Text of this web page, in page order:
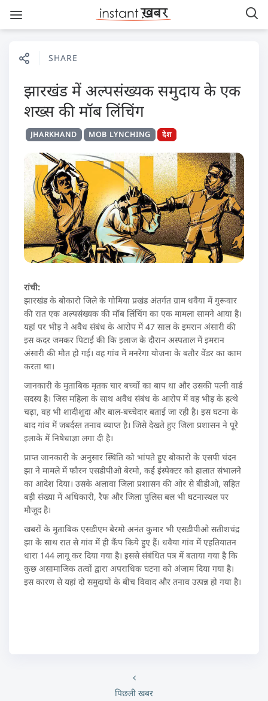
SHARE
झारखंड में अल्पसंख्यक समुदाय के एक
शख्स की मॉब लिंचिंग
JHARKHAND MOB LYNCHING देश
रांची:
झारखंड के बोकारो जिले के गोमिया प्रखंड अंतर्गत ग्राम धवैया में गुरूवार
की रात एक अल्पसंख्यक की मॉब लिंचिंग का एक मामला सामने आया है।
यहां पर भीड़ ने अवैध संबंध के आरोप में 47 साल के इमरान अंसारी की
इस कदर जमकर पिटाई की कि इलाज के दौरान अस्पताल में इमरान
अंसारी की मौत हो गई। वह गांव में मनरेगा योजना के बतौर वेंडर का काम
करता था।
जानकारी के मुताबिक मृतक चार बच्चों का बाप था और उसकी पत्नी वार्ड
सदस्य है। जिस महिला के साथ अवैध संबंध के आरोप में वह भीड़ के हत्थे
चढ़ा, वह भी शादीशुदा और बाल-बच्चेदार बताई जा रही है। इस घटना के
बाद गांव में जबर्दस्त तनाव व्याप्त है। जिसे देखते हुए जिला प्रशासन ने पूरे
इलाके में निषेधाज्ञा लगा दी है।
प्राप्त जानकारी के अनुसार स्थिति को भांपते हुए बोकारो के एसपी चंदन
झा ने मामले में फौरन एसडीपीओ बेरमो, कई इंस्पेक्टर को हालात संभालने
का आदेश दिया। उसके अलावा जिला प्रशासन की ओर से बीडीओ, सहित
बड़ी संख्या में अधिकारी, रैफ और जिला पुलिस बल भी घटनास्थल पर
मौजूद है।
खबरों के मुताबिक एसडीएम बेरमो अनंत कुमार भी एसडीपीओ सतीशचंद्र
झा के साथ रात से गांव में ही कैंप किये हुए हैं। धवैया गांव में एहतियातन
धारा 144 लागू कर दिया गया है। इससे संबंधित पत्र में बताया गया है कि
कुछ असामाजिक तत्वों द्वारा अपराधिक घटना को अंजाम दिया गया है।
इस कारण से यहां दो समुदायों के बीच विवाद और तनाव उत्पन्न हो गया है।
पिछली खबर